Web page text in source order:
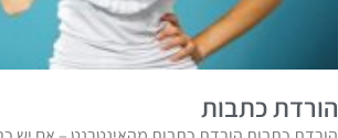
הורדת כתבות